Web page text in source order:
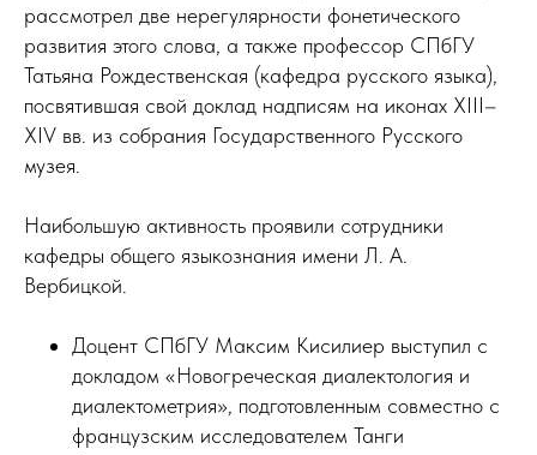
рассмотрел две нерегулярности фонетического
развития этого слова, а также профессор СПбГУ
Татьяна Рождественская (кафедра русского языка),
посвятившая свой доклад надписям на иконах XIII–
XIV вв. из собрания Государственного Русского
музея.
Наибольшую активность проявили сотрудники
кафедры общего языкознания имени Л. А.
Вербицкой.
Доцент СПбГУ Максим Кисилиер выступил с
докладом «Новогреческая диалектология и
диалектометрия», подготовленным совместно с
французским исследователем Танги